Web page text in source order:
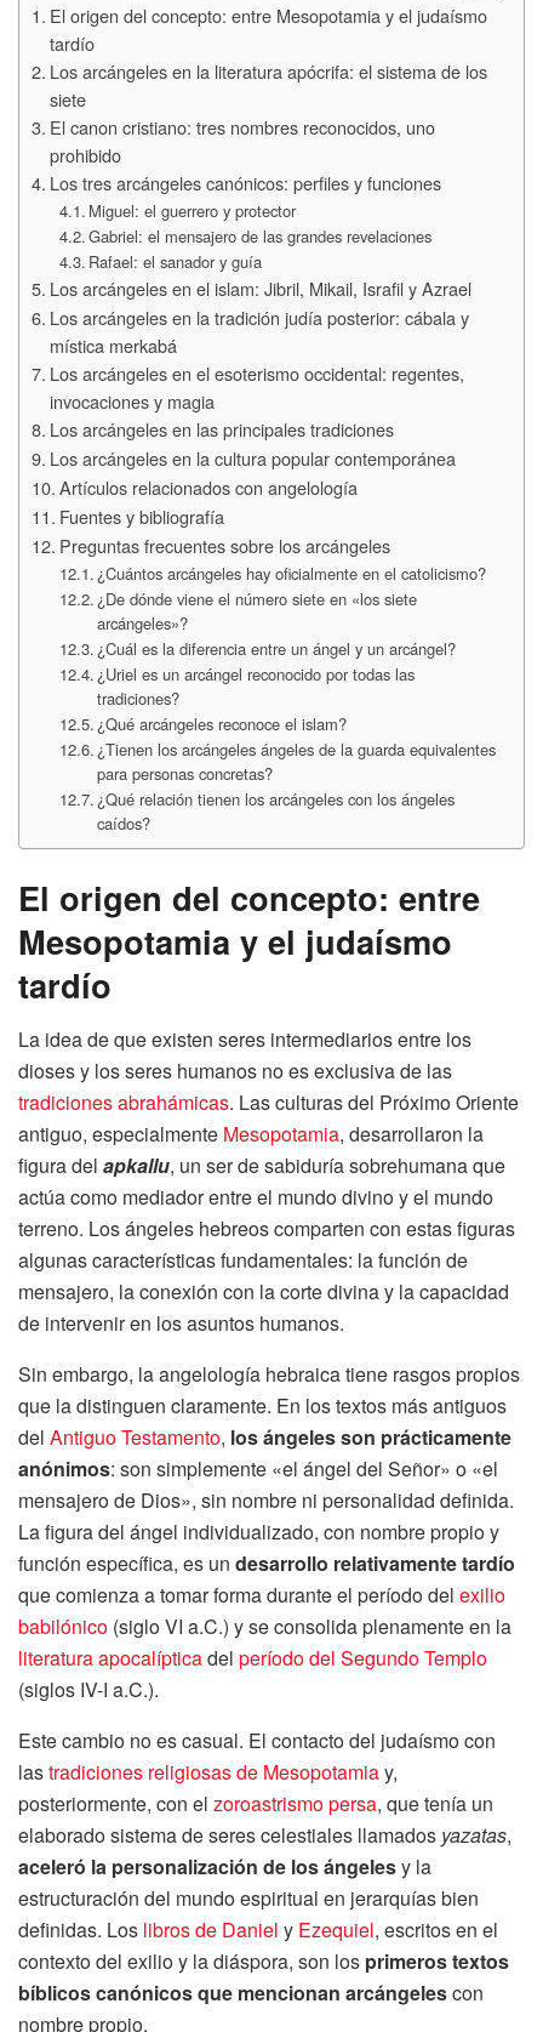
El origen del concepto: entre Mesopotamia y el judaísmo
tardío
Los arcángeles en la literatura apócrifa: el sistema de los
siete
El canon cristiano: tres nombres reconocidos, uno
prohibido
Los tres arcángeles canónicos: perfiles y funciones
Miguel: el guerrero y protector
Gabriel: el mensajero de las grandes revelaciones
Rafael: el sanador y guía
Los arcángeles en el islam: Jibril, Mikail, Israfil y Azrael
Los arcángeles en la tradición judía posterior: cábala y
mística merkabá
Los arcángeles en el esoterismo occidental: regentes,
invocaciones y magia
Los arcángeles en las principales tradiciones
Los arcángeles en la cultura popular contemporánea
Artículos relacionados con angelología
Fuentes y bibliografía
Preguntas frecuentes sobre los arcángeles
¿Cuántos arcángeles hay oficialmente en el catolicismo?
¿De dónde viene el número siete en «los siete
arcángeles»?
¿Cuál es la diferencia entre un ángel y un arcángel?
¿Uriel es un arcángel reconocido por todas las
tradiciones?
¿Qué arcángeles reconoce el islam?
¿Tienen los arcángeles ángeles de la guarda equivalentes
para personas concretas?
¿Qué relación tienen los arcángeles con los ángeles
caídos?
El origen del concepto: entre
Mesopotamia y el judaísmo
tardío
La idea de que existen seres intermediarios entre los
dioses y los seres humanos no es exclusiva de las
tradiciones abrahámicas. Las culturas del Próximo Oriente
antiguo, especialmente Mesopotamia, desarrollaron la
figura del apkallu, un ser de sabiduría sobrehumana que
actúa como mediador entre el mundo divino y el mundo
terreno. Los ángeles hebreos comparten con estas figuras
algunas características fundamentales: la función de
mensajero, la conexión con la corte divina y la capacidad
de intervenir en los asuntos humanos.
Sin embargo, la angelología hebraica tiene rasgos propios
que la distinguen claramente. En los textos más antiguos
del Antiguo Testamento, los ángeles son prácticamente
anónimos: son simplemente «el ángel del Señor» o «el
mensajero de Dios», sin nombre ni personalidad definida.
La figura del ángel individualizado, con nombre propio y
función específica, es un desarrollo relativamente tardío
que comienza a tomar forma durante el período del exilio
babilónico (siglo VI a.C.) y se consolida plenamente en la
literatura apocalípticadel período del Segundo Templo
(siglos IV-I a.C.).
Este cambio no es casual. El contacto del judaísmo con
lastradiciones religiosas de Mesopotamiay,
posteriormente, con el zoroastrismo persa, que tenía un
elaborado sistema de seres celestiales llamados yazatas,
aceleró la personalización de los ángelesy la
estructuración del mundo espiritual en jerarquías bien
definidas. Los libros de Daniel y Ezequiel, escritos en el
contexto del exilio y la diáspora, son los primeros textos
bíblicos canónicos que mencionan arcángelescon
nombre propio.